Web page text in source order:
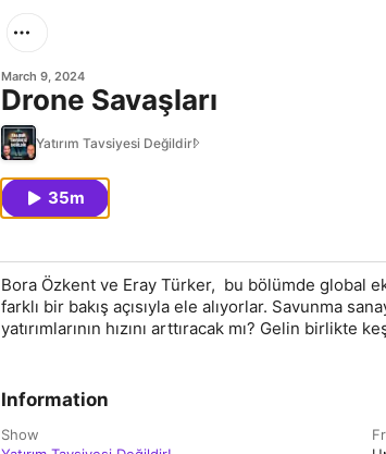
March 9, 2024
Drone Savaşları
Yatırım Tavsiyesi Değildir!
35m
Bora Özkent ve Eray Türker, bu bölümde global
farklı bir bakış açısıyla ele alıyorlar. Savunma
yatırımlarının hızını arttıracak mı? Gelin birlikte
Information
Show